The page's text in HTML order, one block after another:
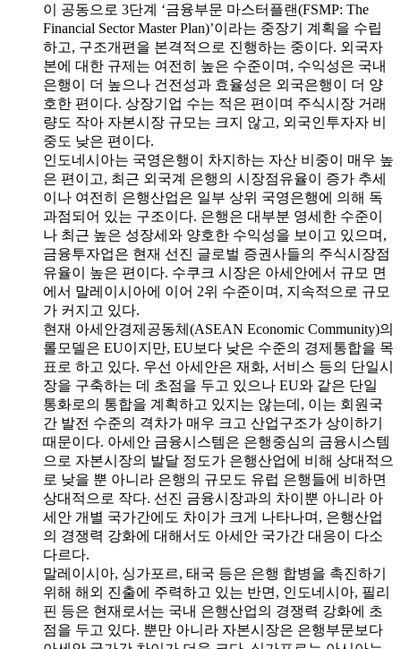
이 공동으로 3단계 ‘금융부문 마스터플랜(FSMP: The
Financial Sector Master Plan)’이라는 중장기 계획을 수립
하고, 구조개편을 본격적으로 진행하는 중이다. 외국자
본에 대한 규제는 여전히 높은 수준이며, 수익성은 국내
은행이 더 높으나 건전성과 효율성은 외국은행이 더 양
호한 편이다. 상장기업 수는 적은 편이며 주식시장 거래
량도 작아 자본시장 규모는 크지 않고, 외국인투자자 비
중도 낮은 편이다.
인도네시아는 국영은행이 차지하는 자산 비중이 매우 높
은 편이고, 최근 외국계 은행의 시장점유율이 증가 추세
이나 여전히 은행산업은 일부 상위 국영은행에 의해 독
과점되어 있는 구조이다. 은행은 대부분 영세한 수준이
나 최근 높은 성장세와 양호한 수익성을 보이고 있으며,
금융투자업은 현재 선진 글로벌 증권사들의 주식시장점
유율이 높은 편이다. 수쿠크 시장은 아세안에서 규모 면
에서 말레이시아에 이어 2위 수준이며, 지속적으로 규모
가 커지고 있다.
현재 아세안경제공동체(ASEAN Economic Community)의
롤모델은 EU이지만, EU보다 낮은 수준의 경제통합을 목
표로 하고 있다. 우선 아세안은 재화, 서비스 등의 단일시
장을 구축하는 데 초점을 두고 있으나 EU와 같은 단일
통화로의 통합을 계획하고 있지는 않는데, 이는 회원국
간 발전 수준의 격차가 매우 크고 산업구조가 상이하기
때문이다. 아세안 금융시스템은 은행중심의 금융시스템
으로 자본시장의 발달 정도가 은행산업에 비해 상대적으
로 낮을 뿐 아니라 은행의 규모도 유럽 은행들에 비하면
상대적으로 작다. 선진 금융시장과의 차이뿐 아니라 아
세안 개별 국가간에도 차이가 크게 나타나며, 은행산업
의 경쟁력 강화에 대해서도 아세안 국가간 대응이 다소
다르다.
말레이시아, 싱가포르, 태국 등은 은행 합병을 촉진하기
위해 해외 진출에 주력하고 있는 반면, 인도네시아, 필리
핀 등은 현재로서는 국내 은행산업의 경쟁력 강화에 초
점을 두고 있다. 뿐만 아니라 자본시장은 은행부문보다